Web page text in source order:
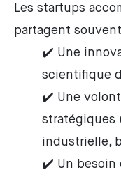
Les startups
partagent
✔️ Une
scientifique
✔️ Une
stratégiques
industrielle,
✔️ Un besoin